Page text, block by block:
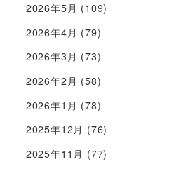
2026年5月 (109)
2026年4月 (79)
2026年3月 (73)
2026年2月 (58)
2026年1月 (78)
2025年12月 (76)
2025年11月 (77)